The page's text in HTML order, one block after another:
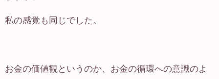
私の感覚も同じでした。
お金の価値観というのか、お金の循環への意識のよ